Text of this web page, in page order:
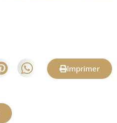
Imprimer